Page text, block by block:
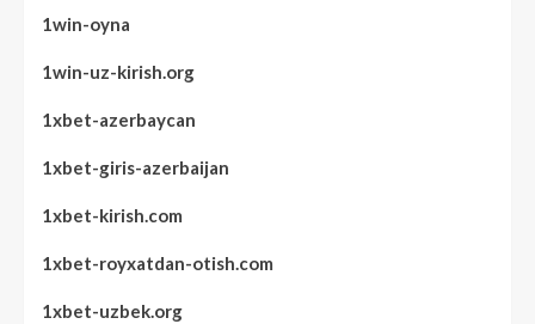
1win-oyna
1win-uz-kirish.org
1xbet-azerbaycan
1xbet-giris-azerbaijan
1xbet-kirish.com
1xbet-royxatdan-otish.com
1xbet-uzbek.org